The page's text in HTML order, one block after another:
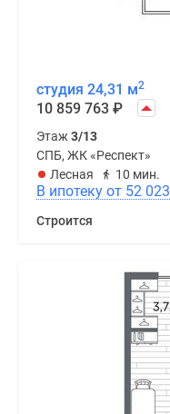
студия 24,31 м2
10 859 763 ₽
Этаж 3/13
СПБ, ЖК «Респект»
Лесная
10 мин.
В ипотеку от 52 023
Строится